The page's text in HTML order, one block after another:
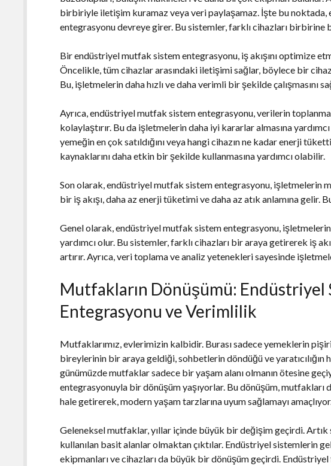
birbiriyle iletişim kuramaz veya veri paylaşamaz. İşte bu
entegrasyonu devreye girer. Bu sistemler, farklı cihazları birbirine
Bir endüstriyel mutfak sistem entegrasyonu, iş akışını optimize
Öncelikle, tüm cihazlar arasındaki iletişimi sağlar, böylece bir
Bu, işletmelerin daha hızlı ve daha verimli bir şekilde çalışmasını
Ayrıca, endüstriyel mutfak sistem entegrasyonu, verilerin
kolaylaştırır. Bu da işletmelerin daha iyi kararlar almasına
yemeğin en çok satıldığını veya hangi cihazın ne kadar enerji
kaynaklarını daha etkin bir şekilde kullanmasına yardımcı olabilir.
Son olarak, endüstriyel mutfak sistem entegrasyonu, işletmelerin
bir iş akışı, daha az enerji tüketimi ve daha az atık anlamına gelir.
Genel olarak, endüstriyel mutfak sistem entegrasyonu, işletmelerin
yardımcı olur. Bu sistemler, farklı cihazları bir araya getirerek iş
artırır. Ayrıca, veri toplama ve analiz yetenekleri sayesinde
Mutfakların Dönüşümü: Endüstriyel
Entegrasyonu ve Verimlilik
Mutfaklarımız, evlerimizin kalbidir. Burası sadece yemeklerin
bireylerinin bir araya geldiği, sohbetlerin döndüğü ve yaratıcılığın
günümüzde mutfaklar sadece bir yaşam alanı olmanın ötesine
entegrasyonuyla bir dönüşüm yaşıyorlar. Bu dönüşüm,
hale getirerek, modern yaşam tarzlarına uyum sağlamayı
Geleneksel mutfaklar, yıllar içinde büyük bir değişim geçirdi. Artık
kullanılan basit alanlar olmaktan çıktılar. Endüstriyel sistemlerin
ekipmanları ve cihazları da büyük bir dönüşüm geçirdi. Endüstriyel